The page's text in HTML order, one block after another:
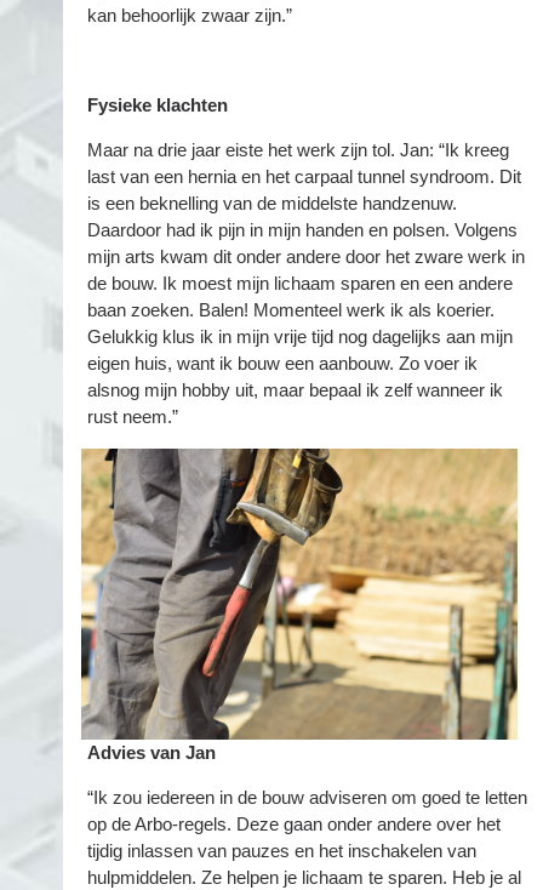
kan behoorlijk zwaar zijn.”
Fysieke klachten
Maar na drie jaar eiste het werk zijn tol. Jan: “Ik kreeg
last van een hernia en het carpaal tunnel syndroom. Dit
is een beknelling van de middelste handzenuw.
Daardoor had ik pijn in mijn handen en polsen. Volgens
mijn arts kwam dit onder andere door het zware werk in
de bouw. Ik moest mijn lichaam sparen en een andere
baan zoeken. Balen! Momenteel werk ik als koerier.
Gelukkig klus ik in mijn vrije tijd nog dagelijks aan mijn
eigen huis, want ik bouw een aanbouw. Zo voer ik
alsnog mijn hobby uit, maar bepaal ik zelf wanneer ik
rust neem.”
Advies van Jan
“Ik zou iedereen in de bouw adviseren om goed te letten
op de Arbo-regels. Deze gaan onder andere over het
tijdig inlassen van pauzes en het inschakelen van
hulpmiddelen. Ze helpen je lichaam te sparen. Heb je al